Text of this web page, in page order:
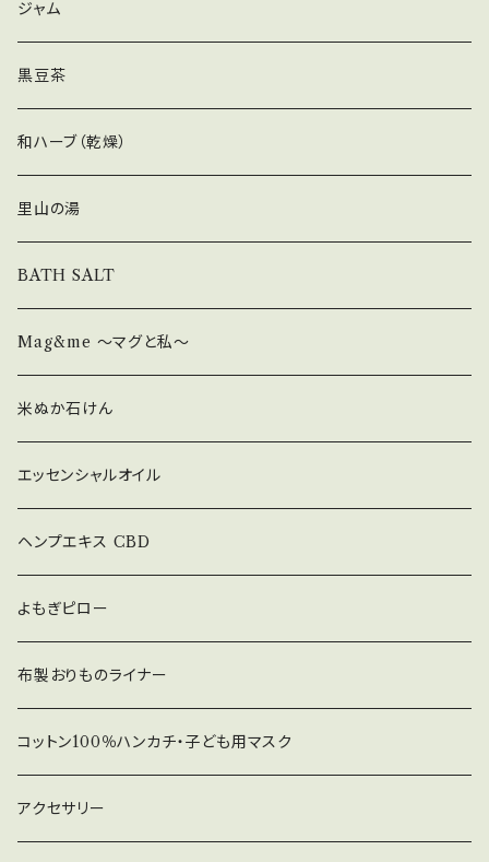
ジャム
黒豆茶
和ハーブ（乾燥）
里山の湯
BATH SALT
Mag&me ～マグと私～
米ぬか石けん
エッセンシャルオイル
ヘンプエキス CBD
よもぎピロー
布製おりものライナー
コットン100％ハンカチ・子ども用マスク
アクセサリー